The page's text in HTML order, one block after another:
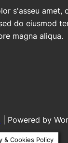
s'asseu amet,
do eiusmod
magna aliqua.
Powered by
& Cookies Policy